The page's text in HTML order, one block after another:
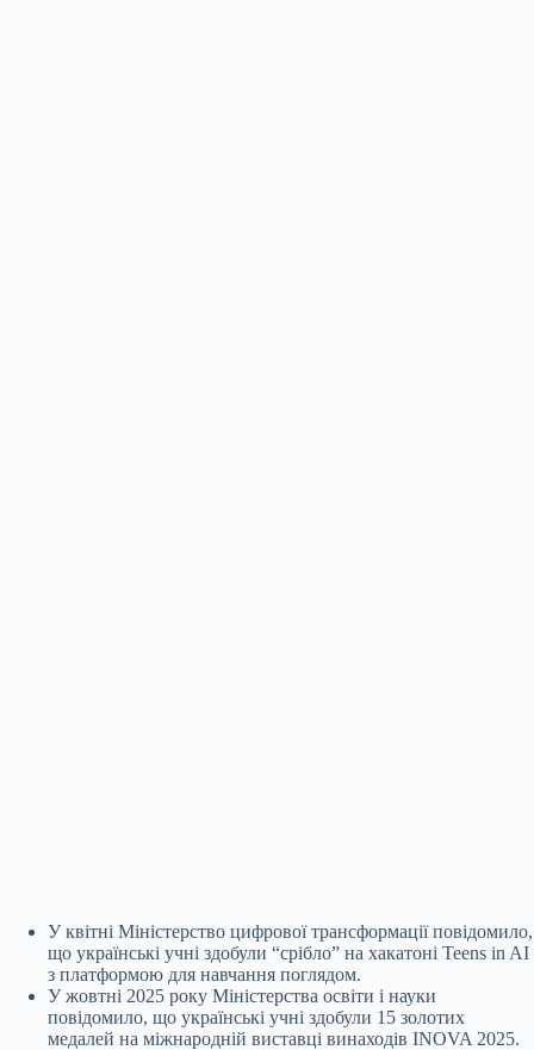
У квітні Міністерство цифрової трансформації повідомило,
що українські учні здобули “срібло” на хакатоні Teens in AI
з платформою для навчання поглядом.
У жовтні 2025 року Міністерства освіти і науки
повідомило, що українські учні здобули 15 золотих
медалей на міжнародній виставці винаходів INOVA 2025.